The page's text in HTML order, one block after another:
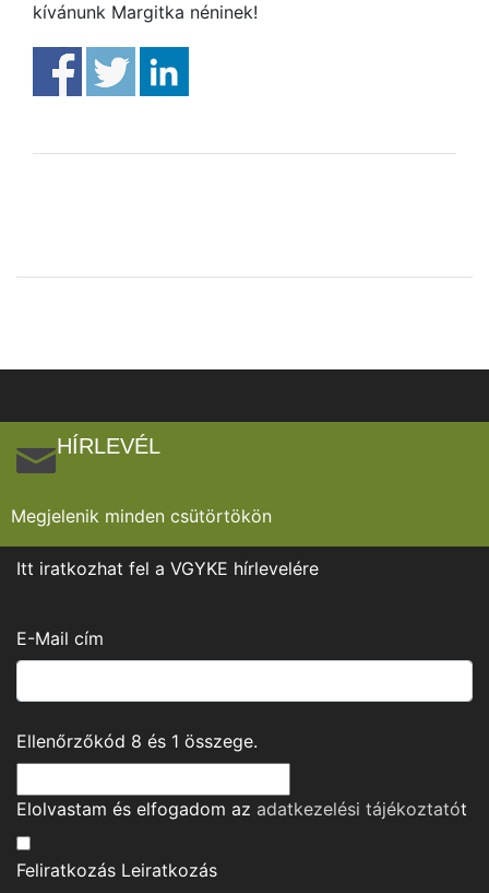
kívánunk Margitka néninek!
HÍRLEVÉL
Megjelenik minden csütörtökön
Itt iratkozhat fel a VGYKE hírlevelére
E-Mail cím
Ellenőrzőkód 8 és 1 összege.
Elolvastam és elfogadom az adatkezelési tájékoztatót
Feliratkozás Leiratkozás